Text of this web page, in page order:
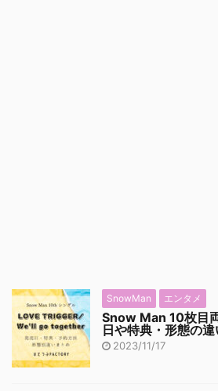
SnowMan エンタメ
Snow Man 10枚目
日や特典・形態の
2023/11/17